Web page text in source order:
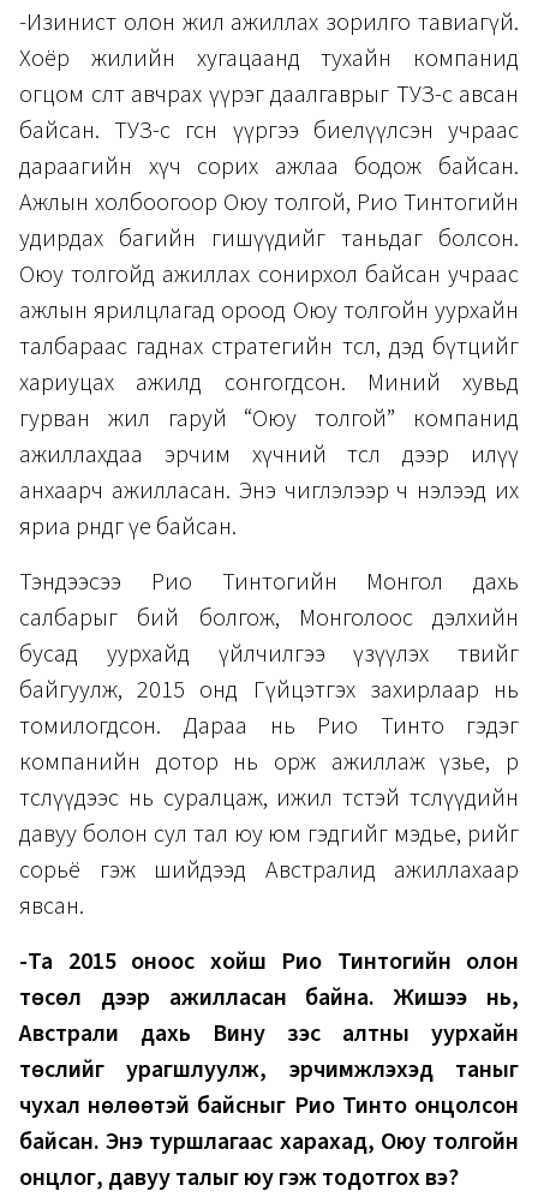
-Изинист олон жил ажиллах зорилго тавиагүй.
Хоёр жилийн хугацаанд тухайн компанид
огцом өсөлт авчрах үүрэг даалгаврыг ТУЗ-өөсөө авсан
байсан. ТУЗ-өөс өгсөн үүргээ биелүүлсэн учраас
дараагийн хүч сорих ажлаа бодож байсан.
Ажлын холбоогоор Оюу толгой, Рио Тинтогийн
удирдах багийн гишүүдийг таньдаг болсон.
Оюу толгойд ажиллах сонирхол байсан учраас
ажлын ярилцлагад ороод Оюу толгойн уурхайн
талбараас гаднах стратегийн төсөл, дэд бүтцийг
хариуцах ажилд сонгогдсон. Миний хувьд
гурван жил гаруй “Оюу толгой” компанид
ажиллахдаа эрчим хүчний төсөл дээр илүү
анхаарч ажилласан. Энэ чиглэлээр ч нэлээд их
яриа өрнөдөг үе байсан.
Тэндээсээ Рио Тинтогийн Монгол дахь
салбарыг бий болгож, Монголоос дэлхийн
бусад уурхайд үйлчилгээ үзүүлэх төвийг
байгуулж, 2015 онд Гүйцэтгэх захирлаар нь
томилогдсон. Дараа нь Рио Тинто гэдэг
компанийн дотор нь орж ажиллаж үзье, өөр
төслүүдээс нь суралцаж, ижил төстэй төслүүдийн
давуу болон сул тал юу юм гэдгийг мэдье, өөрийгөө
сорьё гэж шийдээд Австралид ажиллахаар
явсан.
-Та 2015 оноос хойш Рио Тинтогийн олон
төсөл дээр ажилласан байна. Жишээ нь,
Австрали дахь Вину зэс алтны уурхайн
төслийг урагшлуулж, эрчимжүүлэхэд таныг
чухал нөлөөтэй байсныг Рио Тинто онцолсон
байсан. Энэ туршлагаас харахад, Оюу толгойн
онцлог, давуу талыг юу гэж тодотгох вэ?